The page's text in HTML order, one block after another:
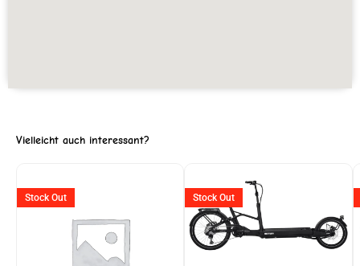
Vielleicht auch interessant?
Stock Out
Preis
war:
Preis
Stock Out
Preis
war:
ist: